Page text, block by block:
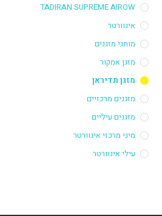
TADIRAN SUPREME AIROW
אינוורטר
מותגי מזגנים
מזגן אמקור
מזגן תדיראן
מזגנים מרכזיים
מזגנים עיליים
מיני מרכזי אינוורטר
עילי אינוורטר